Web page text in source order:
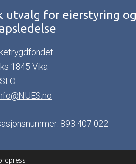
utvalg for eierstyring og
1845 Vika
893 407 022